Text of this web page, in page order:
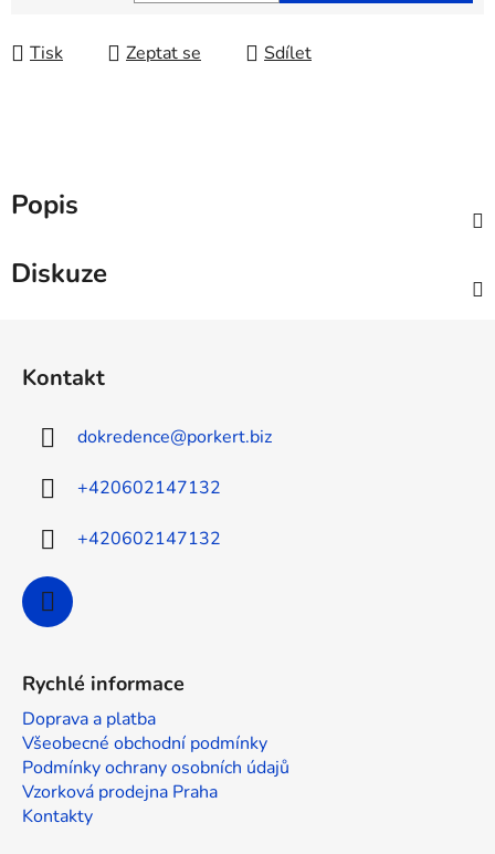
Tisk Zeptat se Sdílet
Popis
Diskuze
Kontakt
dokredence@porkert.biz
+420602147132
+420602147132
Rychlé informace
Doprava a platba
Všeobecné obchodní podmínky
Podmínky ochrany osobních údajů
Vzorková prodejna Praha
Kontakty